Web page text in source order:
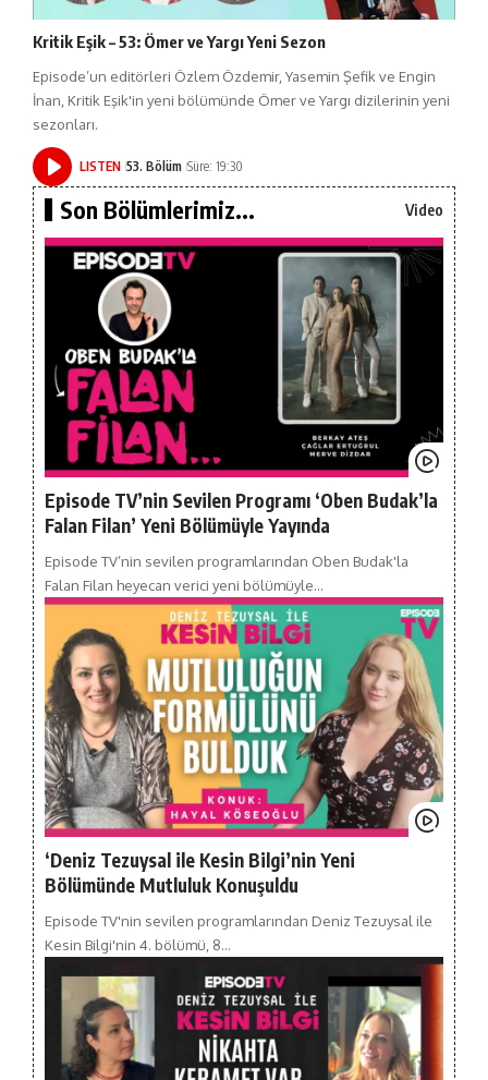
Kritik Eşik – 53: Ömer ve Yargı Yeni Sezon
Episode’un editörleri Özlem Özdemir, Yasemin Şefik ve Engin
İnan, Kritik Eşik'in yeni bölümünde Ömer ve Yargı dizilerinin yeni
sezonları.
LISTEN 53. Bölüm Süre: 19:30
Son Bölümlerimiz... Video
Episode TV’nin Sevilen Programı ‘Oben Budak’la
Falan Filan’ Yeni Bölümüyle Yayında
Episode TV’nin sevilen programlarından Oben Budak'la
Falan Filan heyecan verici yeni bölümüyle…
‘Deniz Tezuysal ile Kesin Bilgi’nin Yeni
Bölümünde Mutluluk Konuşuldu
Episode TV'nin sevilen programlarından Deniz Tezuysal ile
Kesin Bilgi'nin 4. bölümü, 8…